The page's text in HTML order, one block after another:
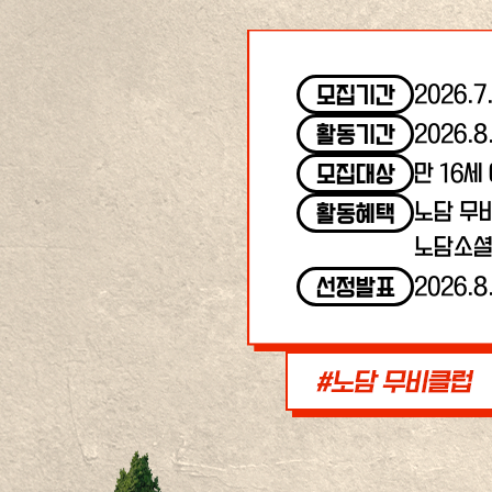
모집기간
활동기간
모집대상
만 16세
활동혜택
노담 무
노담소
선정발표